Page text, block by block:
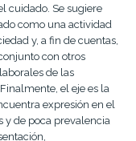
cuidado. Se sugiere
como una actividad
y, a fin de cuentas,
con otros
de las
el eje es la
expresión en el
y de poca prevalencia